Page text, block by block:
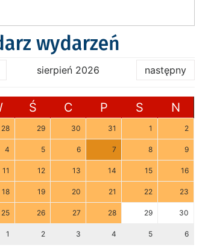
wydarzeń
sierpień 2026 następny
Ś C P S N
28 29 30 31 1 2
4 5 6 7 8 9
11 12 13 14 15 16
18 19 20 21 22 23
25 26 27 28 29 30
1 2 3 4 5 6